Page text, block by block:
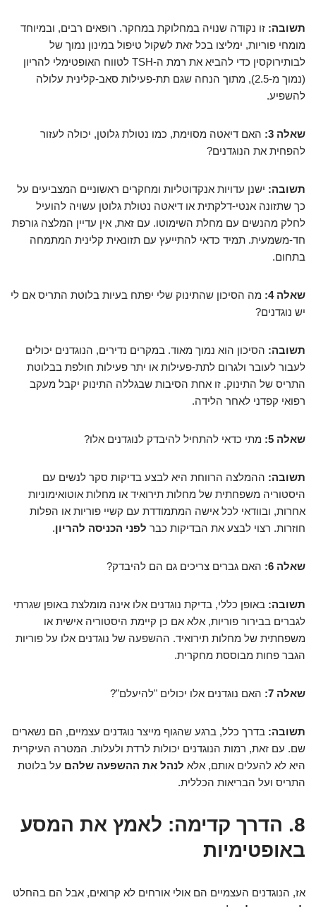
תשובה: זו נקודה שנויה במחלוקת במחקר. רופאים רבים, ובמיוחד
מומחי פוריות, ימליצו בכל זאת לשקול טיפול במינון נמוך של
לבותירוקסין כדי להביא את רמת ה-TSH לטווח האופטימלי להריון
(נמוך מ-2.5), מתוך הנחה שגם תת-פעילות סאב-קלינית עלולה
להשפיע.
שאלה 3:
האם דיאטה מסוימת, כמו נטולת גלוטן, יכולה לעזור
להפחית את הנוגדנים?
תשובה: ישנן עדויות אנקדוטליות ומחקרים ראשוניים המצביעים על
כך שתזונה אנטי-דלקתית או דיאטה נטולת גלוטן עשויה להועיל
לחלק מהנשים עם מחלת השימוטו. עם זאת, אין עדיין המלצה גורפת
חד-משמעית. תמיד כדאי להתייעץ עם תזונאית קלינית המתמחה
בתחום.
שאלה 4:
מה הסיכון שהתינוק שלי יפתח בעיות בלוטת התריס אם לי
יש נוגדנים?
תשובה: הסיכון הוא נמוך מאוד. במקרים נדירים, הנוגדנים יכולים
לעבור לעובר ולגרום לתת-פעילות או יתר פעילות חולפת בבלוטת
התריס של התינוק. זו אחת הסיבות שבגללה התינוק יקבל מעקב
רפואי קפדני לאחר הלידה.
שאלה 5: מתי כדאי להתחיל להיבדק לנוגדנים אלו?
תשובה: ההמלצה הרווחת היא לבצע בדיקות סקר לנשים עם
היסטוריה משפחתית של מחלות תירואיד או מחלות אוטואימוניות
אחרות, ובוודאי לכל אישה המתמודדת עם קשיי פוריות או הפלות
חוזרות. רצוי לבצע את הבדיקות כבר לפני הכניסה להריון.
שאלה 6: האם גברים צריכים גם הם להיבדק?
תשובה: באופן כללי, בדיקת נוגדנים אלו אינה מומלצת באופן שגרתי
לגברים בבירור פוריות, אלא אם כן קיימת היסטוריה אישית או
משפחתית של מחלות תירואיד. ההשפעה של נוגדנים אלו על פוריות
הגבר פחות מבוססת מחקרית.
שאלה 7: האם נוגדנים אלו יכולים "להיעלם"?
תשובה: בדרך כלל, ברגע שהגוף מייצר נוגדנים עצמיים, הם נשארים
שם. עם זאת, רמות הנוגדנים יכולות לרדת ולעלות. המטרה העיקרית
היא לא להעלים אותם, אלא לנהל את ההשפעה שלהם על בלוטת
התריס ועל הבריאות הכללית.
8. הדרך קדימה: לאמץ את המסע
באופטימיות
אז, הנוגדנים העצמיים הם אולי אורחים לא קרואים, אבל הם בהחלט